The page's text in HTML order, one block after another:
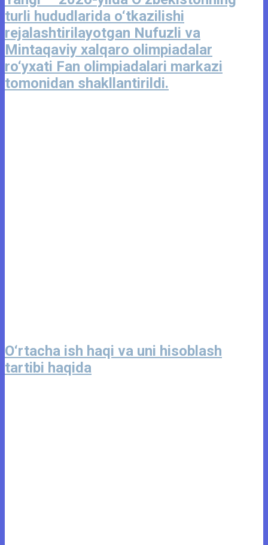
turli hududlarida o‘tkazilishi
rejalashtirilayotgan Nufuzli va
Mintaqaviy xalqaro olimpiadalar
ro‘yxati Fan olimpiadalari markazi
tomonidan shakllantirildi.
O‘rtacha ish haqi va uni hisoblash
tartibi haqida